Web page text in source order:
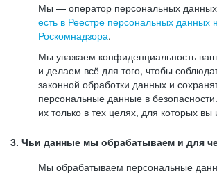
Мы — оператор персональных
есть в Реестре персональных данных
Роскомнадзора.
Мы уважаем конфиденциальность
и делаем всё для того, чтобы
законной обработки данных и
персональные данные в
их только в тех целях, для которых
3. Чьи данные мы обрабатываем и для
Мы обрабатываем персональные